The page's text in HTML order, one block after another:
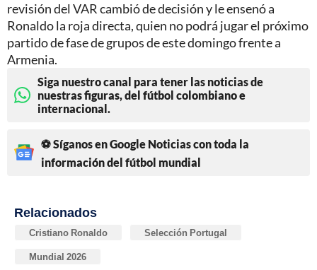
revisión del VAR cambió de decisión y le ensenó a
Ronaldo la roja directa, quien no podrá jugar el próximo
partido de fase de grupos de este domingo frente a
Armenia.
Siga nuestro canal para tener las noticias de
nuestras figuras, del fútbol colombiano e
internacional.
⚽ Síganos en Google Noticias con toda la
información del fútbol mundial
Relacionados
Cristiano Ronaldo Selección Portugal
Mundial 2026